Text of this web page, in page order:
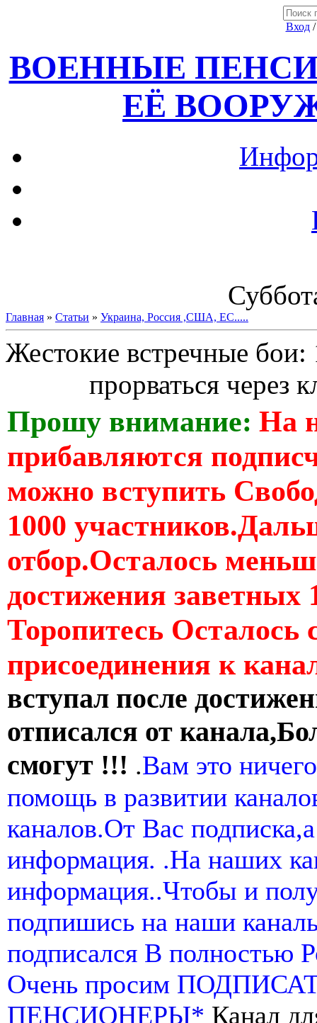
Вход
ВОЕННЫЕ
ЕЁ
Главная » Статьи » Украина, Россия ,США, ЕС.....
Жестокие встречные
прорваться через
Прошу внимание: На
прибавляются
можно вступить
1000
отбор.Осталось
достижения заветных
Торопитесь Осталось
присоединения к
вступал после
отписался от
смогут !!! .Вам это
помощь в развитии
каналов.От Вас
информация. .На наших
информация..Чтобы и
подпишись на наши
подписался В полностью
Очень просим
ПЕНСИОНЕРЫ* Канал